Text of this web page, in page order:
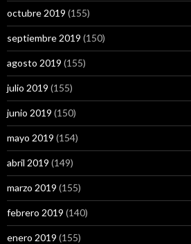
octubre 2019 (155)
septiembre 2019 (150)
agosto 2019 (155)
julio 2019 (155)
junio 2019 (150)
mayo 2019 (154)
abril 2019 (149)
marzo 2019 (155)
febrero 2019 (140)
enero 2019 (155)